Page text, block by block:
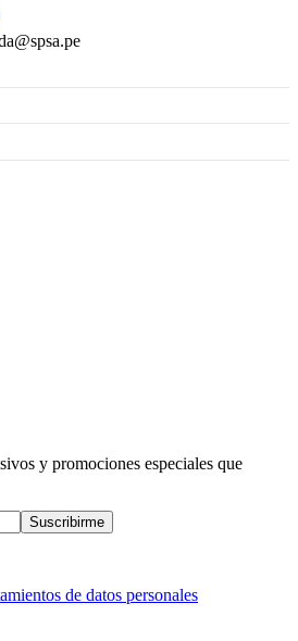
y promociones especiales que
Suscribirme
de datos personales